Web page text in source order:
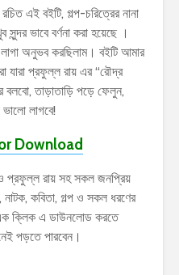
এই বইটি, গল্প-চরিত্রের নানা
ভাবে বর্ণনা করা হয়েছে ।
অনুভব করছিলাম। বইটি আমার
যারা প্রফুল্ল রায় এর “রৌদ্র
বলবো, তাড়াতাড়ি পড়ে ফেলুন,
লাগবে!
Download
রায় সহ সকল জনপ্রিয়
নাটক, কবিতা, গল্প ও সকল ধরণের
ক্লিক এ ডাউনলোড করতে
পড়তে পারবেন।